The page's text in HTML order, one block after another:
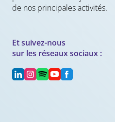
de nos principales activités.
Et suivez-nous
sur les réseaux sociaux :